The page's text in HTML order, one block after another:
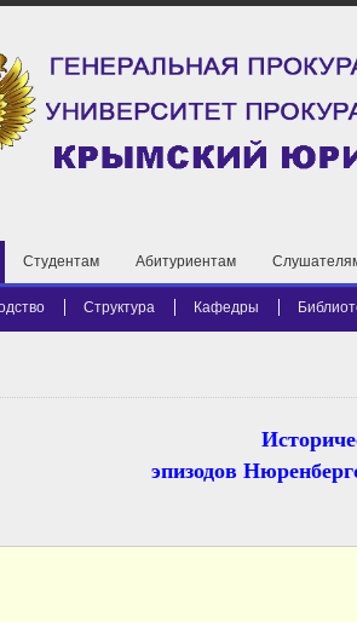
Структура Кафедры
Студентам Абитуриентам
эпизодов